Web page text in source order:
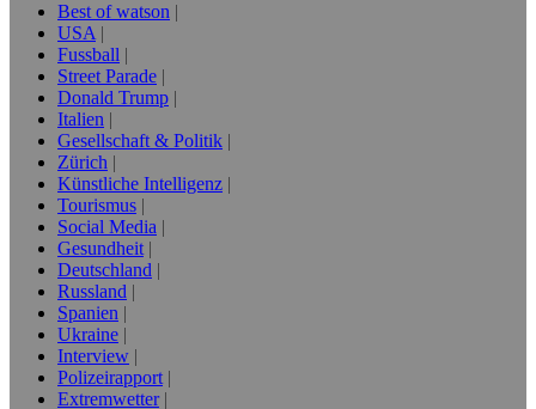
Best of watson
USA
Fussball
Street Parade
Donald Trump
Italien
Gesellschaft & Politik
Zürich
Künstliche Intelligenz
Tourismus
Social Media
Gesundheit
Deutschland
Russland
Spanien
Ukraine
Interview
Polizeirapport
Extremwetter